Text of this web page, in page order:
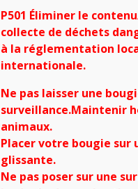
P501 Éliminer le
collecte de déchets
à la réglementation
internationale.
Ne pas laisser une
surveillance.Maintenir
animaux.
Placer votre bougie sur
glissante.
Ne pas poser sur une